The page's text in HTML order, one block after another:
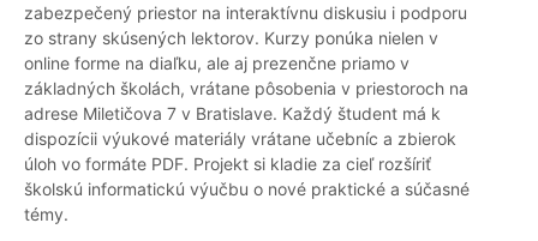
zabezpečený priestor na interaktívnu diskusiu i podporu
zo strany skúsených lektorov. Kurzy ponúka nielen v
online forme na diaľku, ale aj prezenčne priamo v
základných školách, vrátane pôsobenia v priestoroch na
adrese Miletičova 7 v Bratislave. Každý študent má k
dispozícii výukové materiály vrátane učebníc a zbierok
úloh vo formáte PDF. Projekt si kladie za cieľ rozšíriť
školskú informatickú výučbu o nové praktické a súčasné
témy.